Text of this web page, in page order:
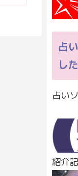
占
し
占い
紹介